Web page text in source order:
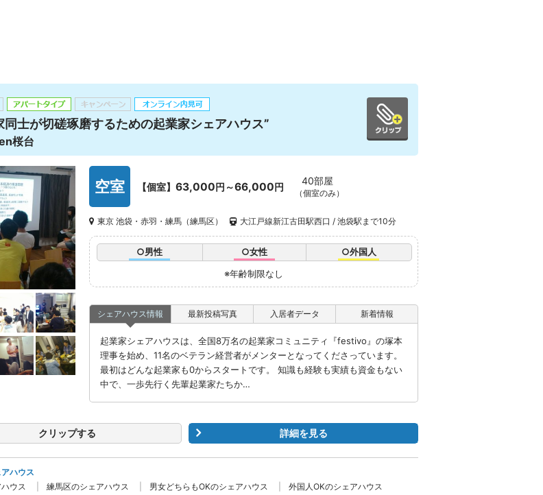
同士が切磋琢磨するための起業家シェアハウス”
桜台
空室 【個室】 63,000円～66,000円 40部屋
（個室のみ）
東京 池袋・赤羽・練馬（練馬区） 大江戸線新江古田駅西口 / 池袋駅まで10分
○男性 ○女性
○外国人
※年齢制限なし
シェアハウス情報
起業家シェアハウスは、全国8万名の起業家コミュニティ『festivo』の塚本
理事を始め、11名のベテラン経営者がメンターとなってくださっています。
最初はどんな起業家も0からスタートです。 知識も経験も実績も資金もない
中で、一歩先行く先輩起業家たちか…
最新投稿写真 入居者データ 新着情報
クリップ 詳細を見る
ハウス
ウス
練馬区のシェアハウス 男女どちらもOKのシェアハウス
外国人OKのシェアハウス